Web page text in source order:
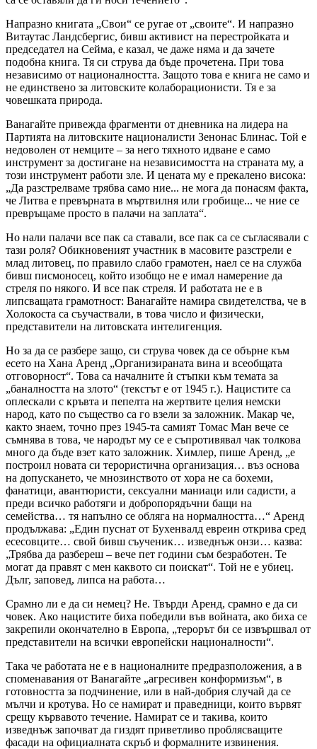
Напразно книгата „Свои“ се ругае от „своите“. И напразно
Витаутас Ландсбергис, бивш активист на перестройката и
председател на Сейма, е казал, че даже няма и да зачете
подобна книга. Тя си струва да бъде прочетена. При това
независимо от националността. Защото това е книга не само и
не единствено за литовските колаборационисти. Тя е за
човешката природа.
Ванагайте привежда фрагменти от дневника на лидера на
Партията на литовските националисти Зенонас Блинас. Той е
недоволен от немците – за него тяхното идване е само
инструмент за достигане на независимостта на страната му, а
този инструмент работи зле. И цената му е прекалено висока:
„Да разстрелваме трябва само ние... не мога да понасям факта,
че Литва е превърната в мъртвилня или гробище... че ние се
превръщаме просто в палачи на заплата“.
Но нали палачи все пак са ставали, все пак са се съгласявали с
тази роля? Обикновеният участник в масовите разстрели е
млад литовец, по правило слабо грамотен, наел се на служба
бивш писмоносец, който изобщо не е имал намерение да
стреля по някого. И все пак стреля. И работата не е в
липсващата грамотност: Ванагайте намира свидетелства, че в
Холокоста са съучаствали, в това число и физически,
представители на литовската интелигенция.
Но за да се разбере защо, си струва човек да се обърне към
есето на Хана Аренд „Организираната вина и всеобщата
отговорност“. Това са началните ѝ стъпки към темата за
„баналността на злото“ (текстът е от 1945 г.). Нацистите са
оплескали с кръвта и пепелта на жертвите целия немски
народ, като по същество са го взели за заложник. Макар че,
както знаем, точно през 1945-та самият Томас Ман вече се
съмнява в това, че народът му се е съпротивявал чак толкова
много да бъде взет като заложник. Химлер, пише Аренд, „е
построил новата си терористична организация… въз основа
на допускането, че мнозинството от хора не са бохеми,
фанатици, авантюристи, сексуални маниаци или садисти, а
преди всичко работяги и добропорядъчни бащи на
семейства… тя напълно се обляга на нормалността…“ Аренд
продължава: „Един пуснат от Бухенвалд евреин открива сред
есесовците… свой бивш съученик… изведнъж онзи… казва:
„Трябва да разбереш – вече пет години съм безработен. Те
могат да правят с мен каквото си поискат“. Той не е убиец.
Дълг, заповед, липса на работа…
Срамно ли е да си немец? Не. Твърди Аренд, срамно е да си
човек. Ако нацистите биха победили във войната, ако биха се
закрепили окончателно в Европа, „терорът би се извършвал от
представители на всички европейски националности“.
Така че работата не е в националните предразположения, а в
споменавания от Ванагайте „агресивен конформизъм“, в
готовността за подчинение, или в най-добрия случай да се
мълчи и кротува. Но се намират и праведници, които вървят
срещу кървавото течение. Намират се и такива, които
изведнъж започват да гиздят приветливо проблясващите
фасади на официалната скръб и формалните извинения.